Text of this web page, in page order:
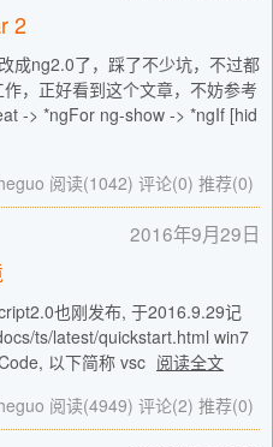
2
成ng2.0了，踩了不少坑，不过都
，正好看到这个文章，不妨参考
-> *ngFor ng-show -> *ngIf [hid
阅读(1042) 评论(0) 推荐(0)
2016年9月29日
也刚发布, 于2016.9.29记
ts/latest/quickstart.html win7
以下简称 vsc 阅读全文
阅读(4949) 评论(2) 推荐(0)